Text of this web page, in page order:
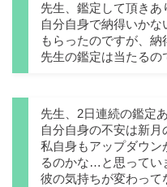
先生、鑑定して頂きあ
自分自身で納得いか
もらったのですが、納
先生の鑑定は当たるの
先生、2日連続の鑑定
自分自身の不安は新月
私自身もアップダウン
るのかな…と思ってい
彼の気持ちが変わって